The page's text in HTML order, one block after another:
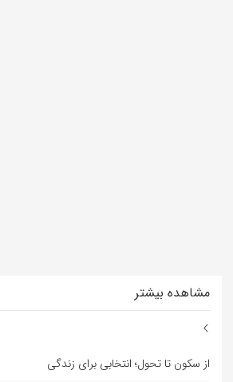
مشاهده بیشتر
از سکون تا تحول؛ انتخابی برای زندگی